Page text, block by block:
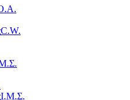
C.W.
Ι.Μ.Σ.